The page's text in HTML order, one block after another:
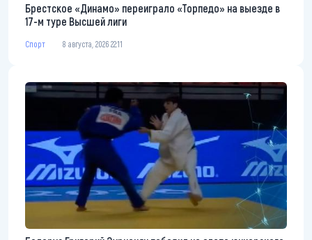
Брестское «Динамо» переиграло «Торпедо» на выезде в
17-м туре Высшей лиги
Спорт 8 августа, 2026 22:11